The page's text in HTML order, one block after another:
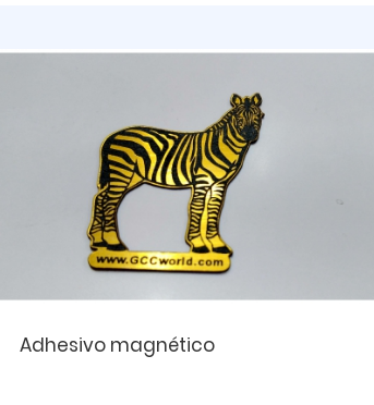
Adhesivo magnético